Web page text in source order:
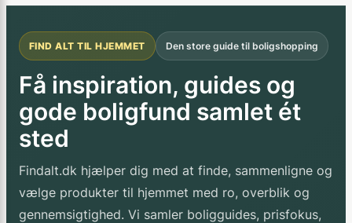
FIND ALT TIL HJEMMET Den store guide til boligshopping
Få inspiration, guides og
gode boligfund samlet ét
sted
Findalt.dk hjælper dig med at finde, sammenligne og
vælge produkter til hjemmet med ro, overblik og
gennemsigtighed. Vi samler boligguides, prisfokus,